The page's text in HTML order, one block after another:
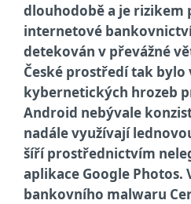
dlouhodobě a je rizikem
internetové
detekován v převážné
České prostředí tak bylo
kybernetických hrozeb
Android nebývale
nadále využívají
šíří prostřednictvím
aplikace Google Photos.
bankovního malwaru